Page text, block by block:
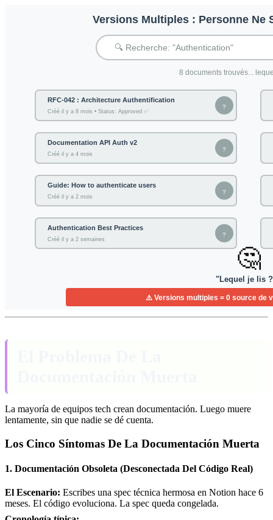
La mayoría de equipos tech crean documentación. Luego muere
lentamente, sin que nadie se dé cuenta.
Los Cinco Síntomas De La Documentación Muerta
1. Documentación Obsoleta (Desconectada Del Código Real)
El Escenario: Escribes una spec técnica hermosa en Notion hace 6
meses. El código evoluciona. La spec queda congelada.